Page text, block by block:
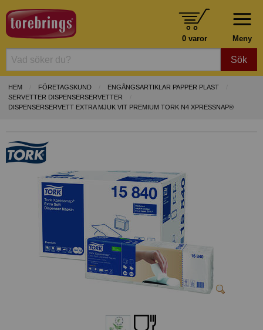
Meny
0 varor
Sök
HEM FÖRETAGSKUND
ENGÅNGSARTIKLAR PAPPER PLAST
SERVETTER DISPENSERSERVETTER
DISPENSERSERVETT EXTRA MJUK VIT PREMIUM TORK N4 XPRESSNAP®